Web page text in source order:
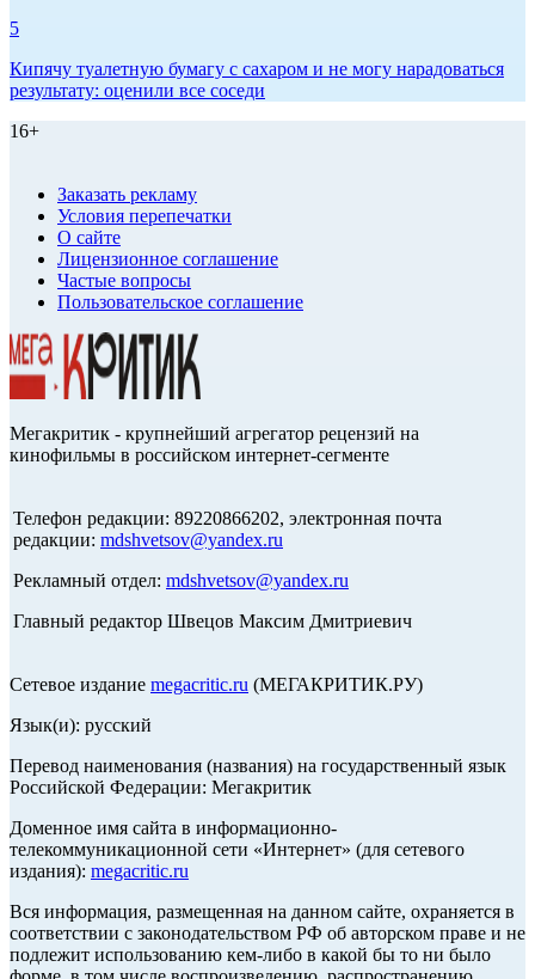
5
Кипячу туалетную бумагу с сахаром и не могу нарадоваться
результату: оценили все соседи
16+
Заказать рекламу
Условия перепечатки
О сайте
Лицензионное соглашение
Частые вопросы
Пользовательское соглашение
Мегакритик - крупнейший агрегатор рецензий на
кинофильмы в российском интернет-сегменте
Телефон редакции: 89220866202, электронная почта
редакции: mdshvetsov@yandex.ru
Рекламный отдел: mdshvetsov@yandex.ru
Главный редактор Швецов Максим Дмитриевич
Сетевое издание megacritic.ru (МЕГАКРИТИК.РУ)
Язык(и): русский
Перевод наименования (названия) на государственный язык
Российской Федерации: Мегакритик
Доменное имя сайта в информационно-
телекоммуникационной сети «Интернет» (для сетевого
издания): megacritic.ru
Вся информация, размещенная на данном сайте, охраняется в
соответствии с законодательством РФ об авторском праве и не
подлежит использованию кем-либо в какой бы то ни было